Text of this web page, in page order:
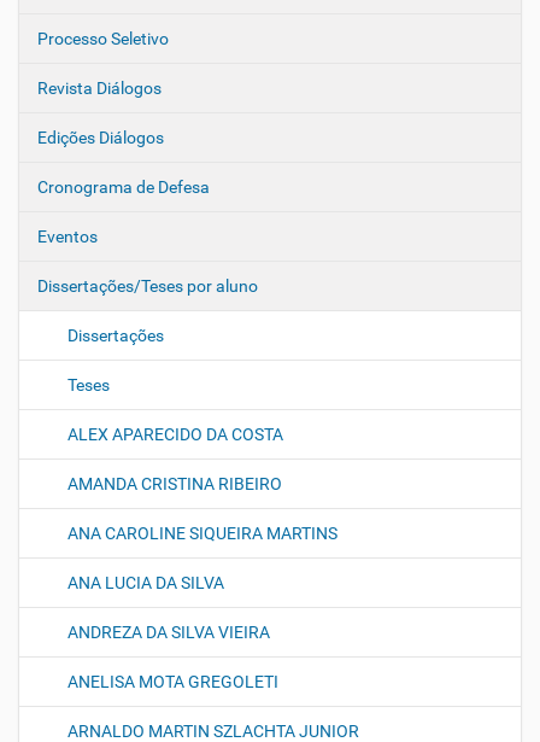
Processo Seletivo
Revista Diálogos
Edições Diálogos
Cronograma de Defesa
Eventos
Dissertações/Teses por aluno
Dissertações
Teses
ALEX APARECIDO DA COSTA
AMANDA CRISTINA RIBEIRO
ANA CAROLINE SIQUEIRA MARTINS
ANA LUCIA DA SILVA
ANDREZA DA SILVA VIEIRA
ANELISA MOTA GREGOLETI
ARNALDO MARTIN SZLACHTA JUNIOR